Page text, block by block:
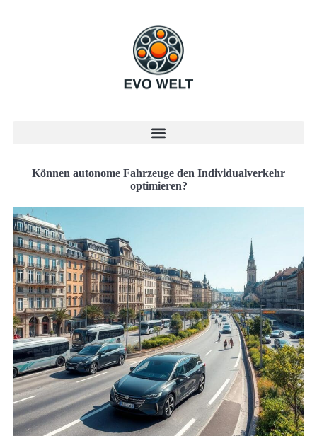
Können autonome Fahrzeuge den Individualverkehr
optimieren?